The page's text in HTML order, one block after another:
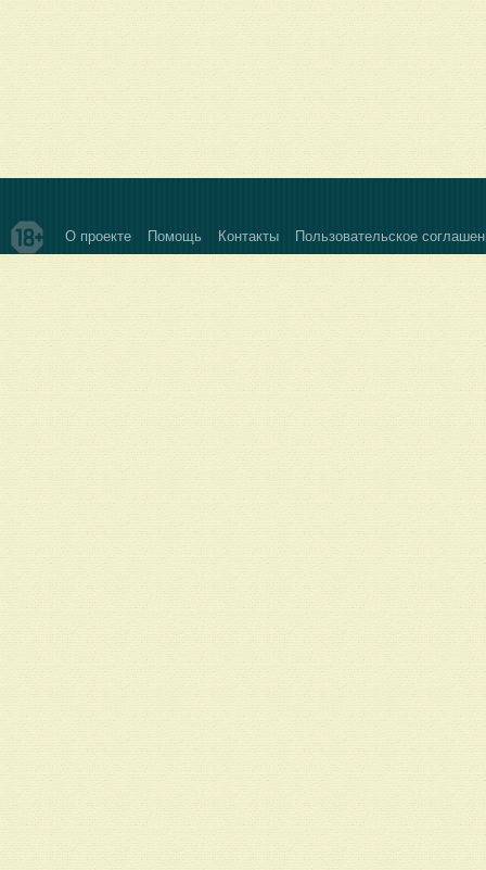
О проекте Помощь Контакты Пользовательское